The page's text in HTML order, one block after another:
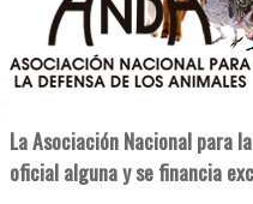
La Asociación Nacional para
oficial alguna y se financia